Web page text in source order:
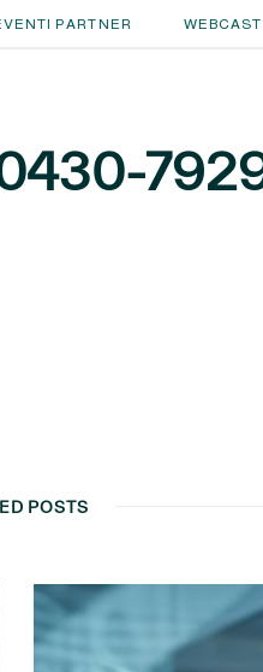
PARTNER WEBCAST
POSTS